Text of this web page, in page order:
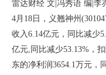
雷达财经 文|冯秀语 编|李
4月18日，义翘神州
收入6.14亿元，同比减少
亿元,同比减少53.13%，
东的净利润3654.1万元，